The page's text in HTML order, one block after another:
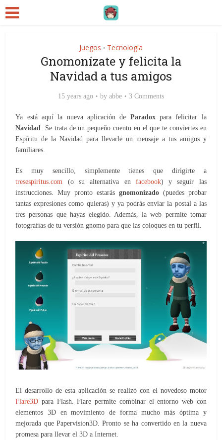
Juegos • Tecnología
Gnomonízate y felicita la
Navidad a tus amigos
15 years ago by abbe 3 Comments
Ya está aquí la nueva aplicación de Paradoxpara felicitar la
Navidad. Se trata de un pequeño cuento en el que te conviertes en
Espíritu de la Navidad para llevarle un mensaje a tus amigos y
familiares.
Es muy sencillo, simplemente tienes que dirigirte a
tresespiritus.com (o su alternativa en facebook) y seguir las
instrucciones. Muy pronto estarás gnomonizado (puedes probar
tantas expresiones como quieras) y ya podrás enviar la postal a las
tres personas que hayas elegido. Además, la web permite tomar
fotografías de tu versión gnomo para que las coloques en tu perfil.
El desarrollo de esta aplicación se realizó con el novedoso motor
Flare3D para Flash. Flare permite combinar el entorno web con
elementos 3D en movimiento de forma mucho más óptima y
mejorada que Papervision3D. Pronto se ha convertido en la nueva
promesa para llevar el 3D a Internet.